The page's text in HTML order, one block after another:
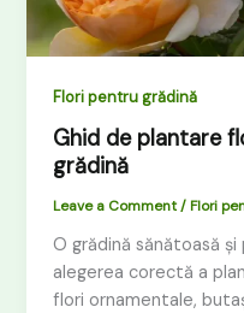
Flori pentru grădină
Ghid de plantare
grădină
Leave a Comment/Flori
O grădină sănătoasă
alegerea corectă a
flori ornamentale,